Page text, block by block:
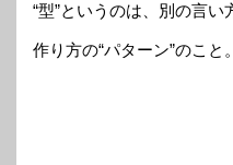
“型”というのは、別の言い
作り方の“パターン”のこと。